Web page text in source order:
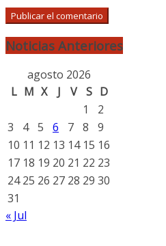
Noticias Anteriores
agosto 2026
L M X J V S D
1
2
3
4 5 6 7 8
9
10 11 12 13 14 15 16
17 18 19 20 21 22 23
24 25 26 27 28 29 30
31
« Jul